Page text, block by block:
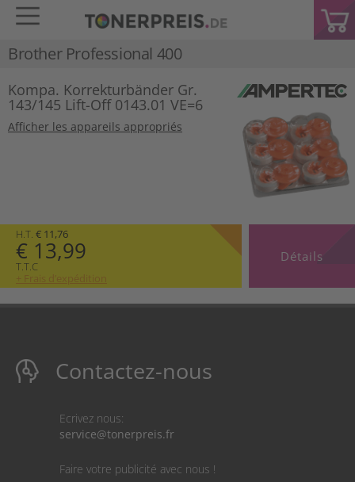
Brother Professional 400
Kompa. Korrekturbänder Gr.
143/145 Lift-Off 0143.01 VE=6
Afficher les appareils appropriés
H.T. € 11,76
€ 13,99
T.T.C
+ Frais d’expédition
Détails
Contactez-nous
Ecrivez nous:
service@tonerpreis.fr
Faire votre publicité avec nous !